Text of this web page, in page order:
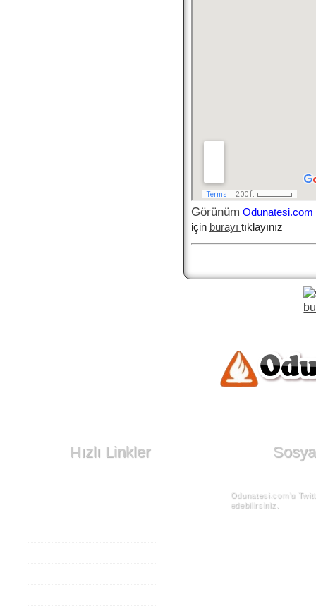
Görünüm Odunatesi.com
için burayı tıklayınız
Hızlı Linkler
Odunatesi.com’u
edebilirsiniz.